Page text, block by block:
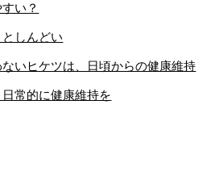
い？
しんどい
いヒケツは、日頃からの健康維持
常的に健康維持を